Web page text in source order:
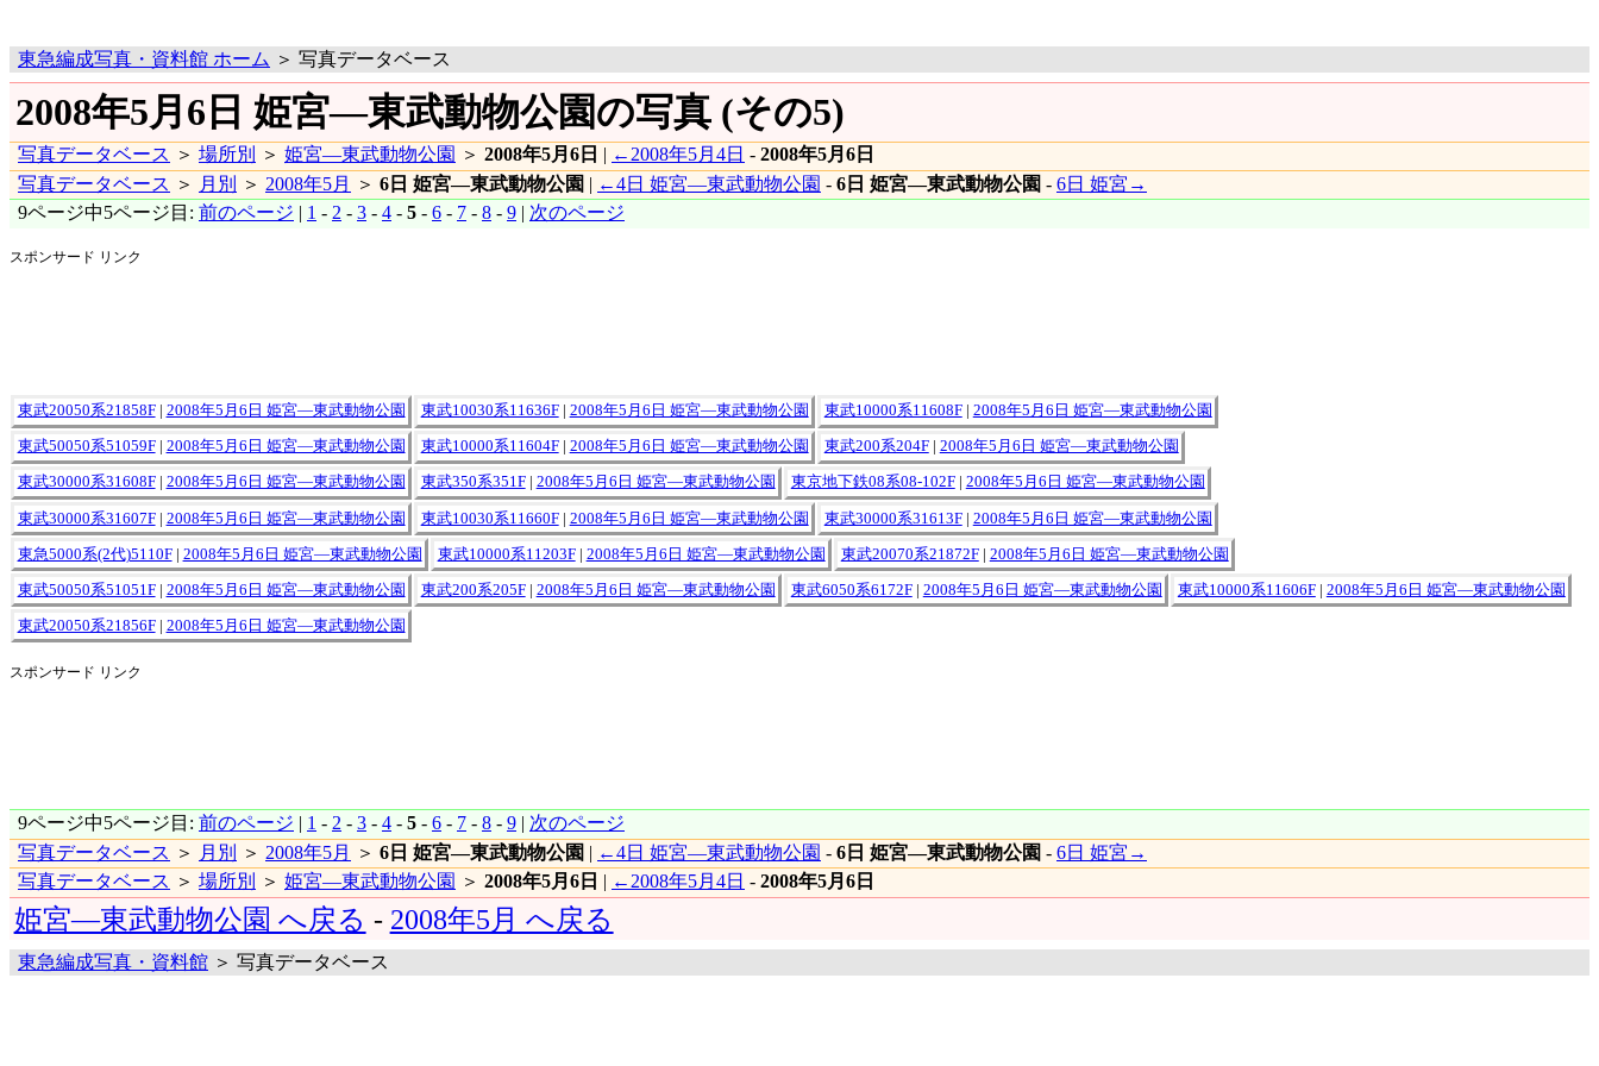
東急編成写真・資料館 ホーム ＞ 写真データベース
2008年5月6日 姫宮―東武動物公園の写真 (その5)
写真データベース ＞ 場所別 ＞ 姫宮―東武動物公園 ＞ 2008年5月6日 | ←2008年5月4日 - 2008年5月6日
写真データベース ＞ 月別 ＞ 2008年5月 ＞ 6日 姫宮―東武動物公園 | ←4日 姫宮―東武動物公園 - 6日 姫宮―東武動物公園 - 6日 姫宮→
9ページ中5ページ目: 前のページ | 1 - 2 - 3 - 4 - 5 - 6 - 7 - 8 - 9 | 次のページ
スポンサード リンク
東武20050系21858F| 2008年5月6日 姫宮―東武動物公園 東武10030系11636F| 2008年5月6日 姫宮―東武動物公園 東武10000系11608F| 2008年5月6日 姫宮―東武動物公園
東武50050系51059F| 2008年5月6日 姫宮―東武動物公園 東武10000系11604F| 2008年5月6日 姫宮―東武動物公園 東武200系204F| 2008年5月6日 姫宮―東武動物公園
東武30000系31608F| 2008年5月6日 姫宮―東武動物公園 東武350系351F| 2008年5月6日 姫宮―東武動物公園 東京地下鉄08系08-102F| 2008年5月6日 姫宮―東武動物公園
東武30000系31607F| 2008年5月6日 姫宮―東武動物公園 東武10030系11660F| 2008年5月6日 姫宮―東武動物公園 東武30000系31613F| 2008年5月6日 姫宮―東武動物公園
東急5000系(2代)5110F| 2008年5月6日 姫宮―東武動物公園 東武10000系11203F| 2008年5月6日 姫宮―東武動物公園 東武20070系21872F| 2008年5月6日 姫宮―東武動物公園
東武50050系51051F| 2008年5月6日 姫宮―東武動物公園 東武200系205F| 2008年5月6日 姫宮―東武動物公園 東武6050系6172F| 2008年5月6日 姫宮―東武動物公園 東武10000系11606F| 2008年5月6日 姫宮―東武動物公園
東武20050系21856F| 2008年5月6日 姫宮―東武動物公園
スポンサード リンク
9ページ中5ページ目: 前のページ | 1 - 2 - 3 - 4 - 5 - 6 - 7 - 8 - 9 | 次のページ
写真データベース ＞ 月別 ＞ 2008年5月 ＞ 6日 姫宮―東武動物公園 | ←4日 姫宮―東武動物公園 - 6日 姫宮―東武動物公園 - 6日 姫宮→
写真データベース ＞ 場所別 ＞ 姫宮―東武動物公園 ＞ 2008年5月6日 | ←2008年5月4日 - 2008年5月6日
姫宮―東武動物公園 へ戻る - 2008年5月 へ戻る
東急編成写真・資料館 ＞ 写真データベース